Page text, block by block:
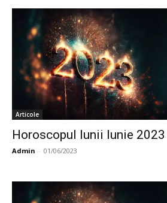
Articole
Horoscopul lunii Iunie 2023
Admin - 01/06/2023